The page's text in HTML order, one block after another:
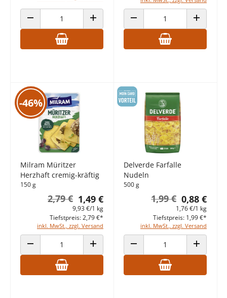
ANZAHL VERRINGERN ANZAHL ERHÖHENANZAHL VERRINGERN ANZAHL
-46%
Milram Müritzer
Herzhaft cremig-kräftig
150 g
1,49 €
2,79 €
9,93 €/1 kg
inkl. MwSt., zzgl. Versand
Tiefstpreis: 2,79 €*
ANZAHL VERRINGERN ANZAHL ERHÖHEN
Delverde Farfalle
Nudeln
500 g
0,88 €
1,99 €
1,76 €/1 kg
inkl. MwSt., zzgl. Versand
Tiefstpreis: 1,99 €*
ANZAHL VERRINGERN ANZAHL